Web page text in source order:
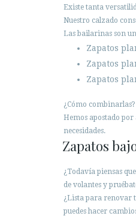
Existe tanta
Nuestro calzado
Las bailarinas son
Zapatos
Zapatos
Zapatos
¿Cómo
Hemos apostado por
necesidades.
Zapatos
¿Todavía piensas
de volantes y
¿Lista para renovar
puedes hacer